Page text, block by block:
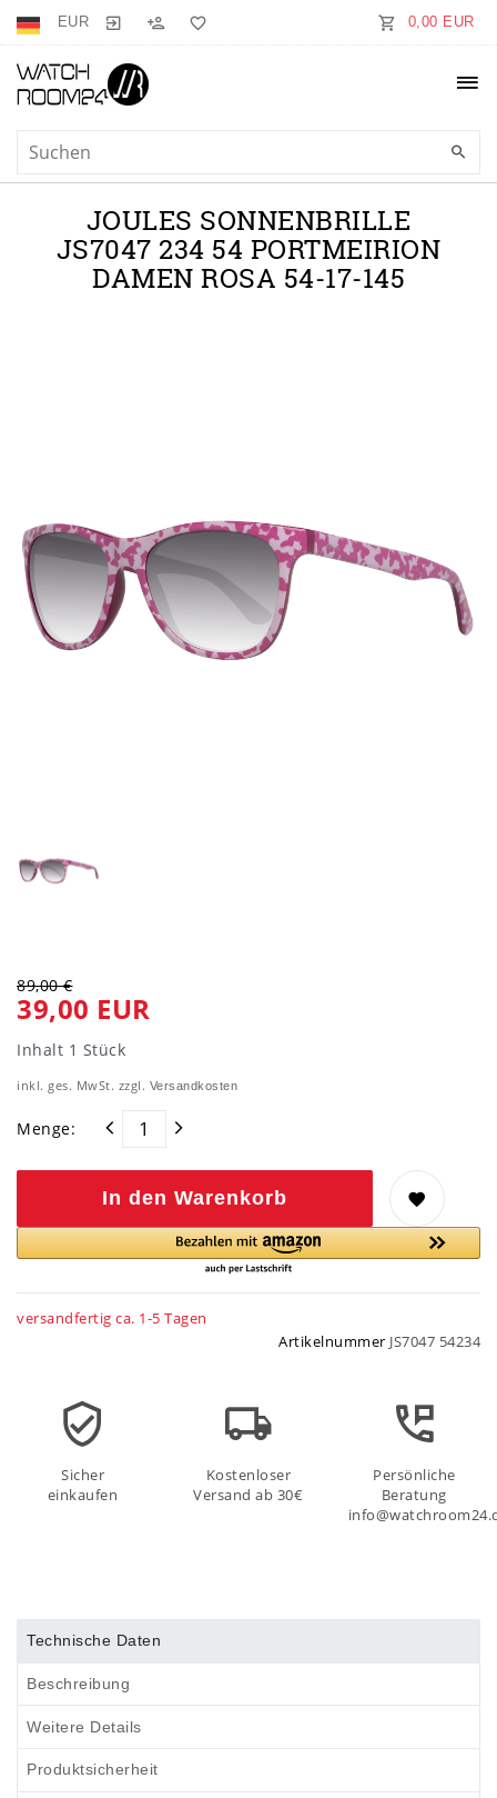
EUR 0,00 EUR
JOULES SONNENBRILLE
JS7047 234 54 PORTMEIRION
DAMEN ROSA 54-17-145
89,00 €
39,00 EUR
Inhalt 1 Stück
inkl. ges. MwSt. zzgl. Versandkosten
Menge:
In den Warenkorb
versandfertig ca. 1-5 Tagen
Artikelnummer JS7047 54234
Sicher
einkaufen
Kostenloser
Versand ab 30€
Persönliche
Beratung
Technische Daten
Beschreibung
Weitere Details
Produktsicherheit